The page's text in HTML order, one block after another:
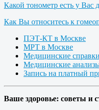
Какой тонометр есть у Вас
Как Вы относитесь к
ПЭТ-КТ в Москве
МРТ в Москве
Медицинские справки
Медицинские
Запись на платный
Ваше здоровье: советы и